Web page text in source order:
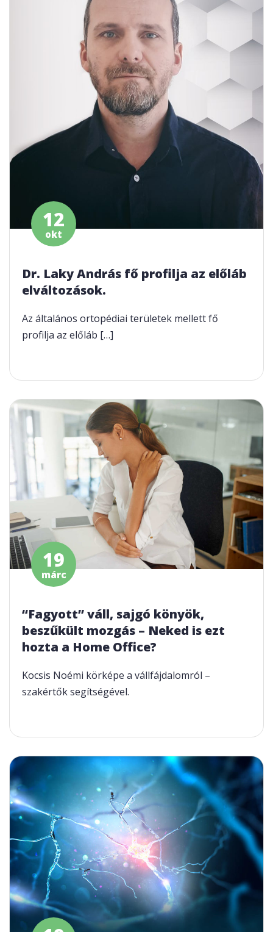
12
okt
Dr. Laky András fő profilja az előláb
elváltozások.
Az általános ortopédiai területek mellett fő
profilja az előláb […]
19
márc
“Fagyott” váll, sajgó könyök,
beszűkült mozgás – Neked is ezt
hozta a Home Office?
Kocsis Noémi körképe a vállfájdalomról –
szakértők segítségével.